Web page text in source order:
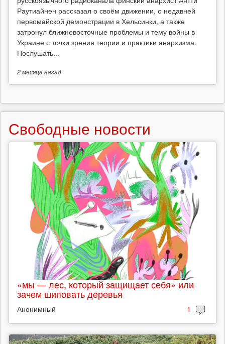
Раутиайнен рассказал о своём движении, о недавней
первомайской демонстрации в Хельсинки, а также
затронул ближневосточные проблемы и тему войны в
Украине с точки зрения теории и практики анархизма.
Послушать...
2 месяца назад
Свободные новости
«мы — лес, который защищает себя» или
зачем шиповать деревья
Анонимный 1